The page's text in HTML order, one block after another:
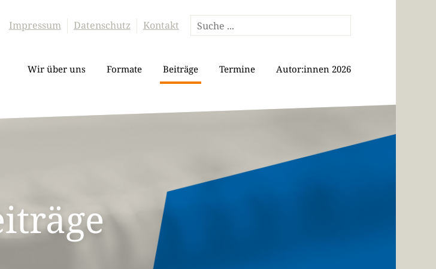
Impressum Datenschutz Kontakt
Wir über uns Formate Beiträge Termine Autor:innen 2026